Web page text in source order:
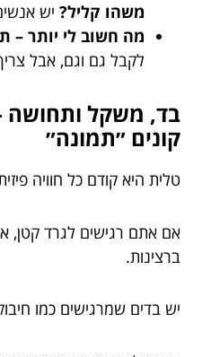
משהו קליל? יש
מה חשוב לי יותר –
לקבל גם וגם, אבל
בד, משקל ותחושה
קונים ״תמונה״
טלית היא קודם כל חוויה
אם אתם רגישים לגרד קטן,
ברצינות.
יש בדים שמרגישים כמו